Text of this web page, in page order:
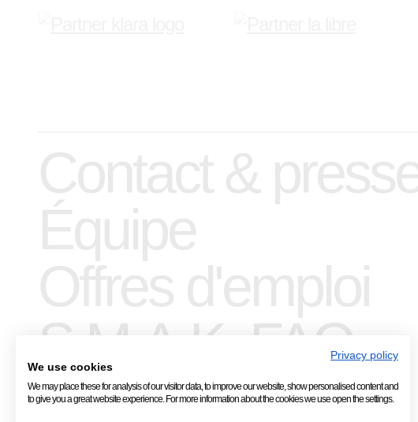
S.M.A.K. FAQPrivacy policy
We use cookies
We may place these for analysis of our visitor data, to improve our website, show personalised content and
to give you a great website experience. For more information about the cookies we use open the settings.